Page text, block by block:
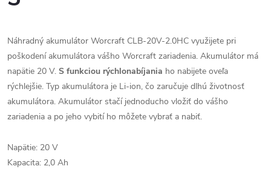
Náhradný akumulátor Worcraft CLB-20V-2.0HC využijete pri
poškodení akumulátora vášho Worcraft zariadenia. Akumulátor má
napätie 20 V. S funkciou rýchlonabíjania ho nabijete oveľa
rýchlejšie. Typ akumulátora je Li-ion, čo zaručuje dlhú životnosť
akumulátora. Akumulátor stačí jednoducho vložiť do vášho
zariadenia a po jeho vybití ho môžete vybrať a nabiť.
Napätie: 20 V
Kapacita: 2,0 Ah